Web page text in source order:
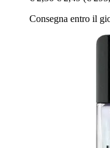
Consegna entro il